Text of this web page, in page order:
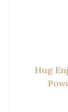
Hug